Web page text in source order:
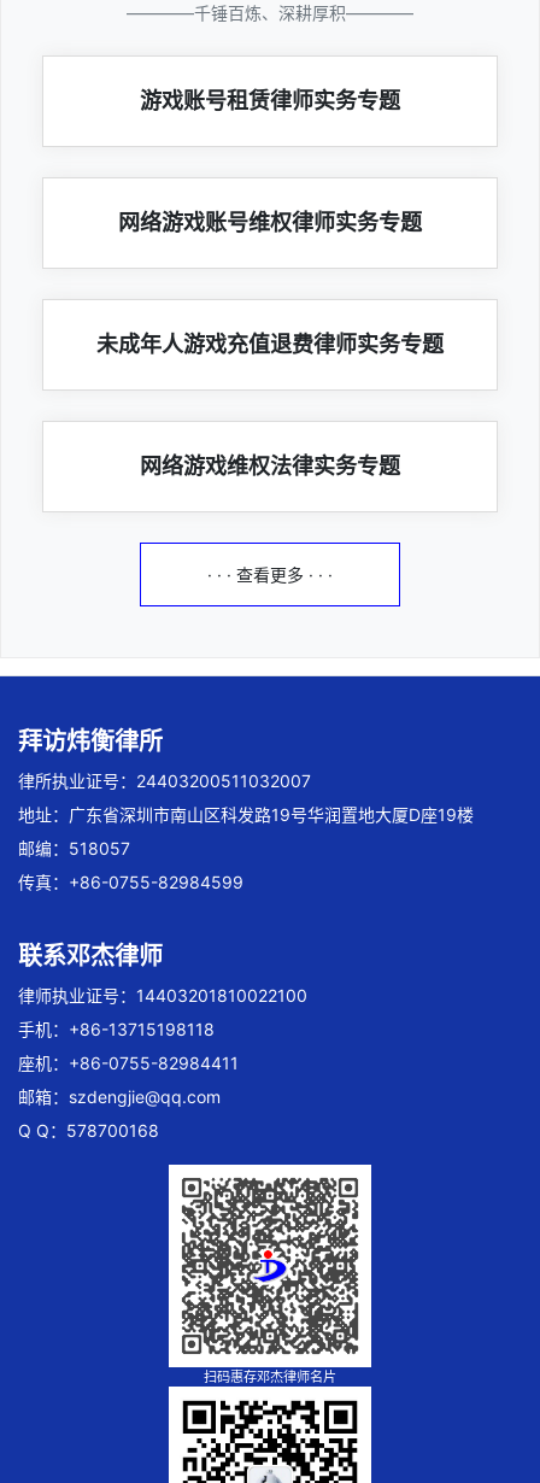
————千锤百炼、深耕厚积————
游戏账号租赁律师实务专题
网络游戏账号维权律师实务专题
未成年人游戏充值退费律师实务专题
网络游戏维权法律实务专题
· · · 查看更多 · · ·
拜访炜衡律所
律所执业证号：24403200511032007
地址：广东省深圳市南山区科发路19号华润置地大厦D座19楼
邮编：518057
传真：+86-0755-82984599
联系邓杰律师
律师执业证号：14403201810022100
手机：+86-13715198118
座机：+86-0755-82984411
邮箱： szdengjie@qq.com
Q Q：578700168
扫码惠存邓杰律师名片